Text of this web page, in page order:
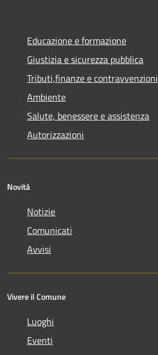
Educazione e formazione
Giustizia e sicurezza pubblica
Tributi,finanze e contravvenzioni
Ambiente
Salute, benessere e assistenza
Autorizzazioni
Novità
Notizie
Comunicati
Avvisi
Vivere il Comune
Luoghi
Eventi